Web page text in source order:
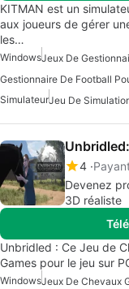
KITMAN est un
aux joueurs de gérer
les…
Windows
SimulateurJeu De
4
Devenez
3D réaliste
Unbridled : Ce Jeu de
Games pour le jeu sur
Windows